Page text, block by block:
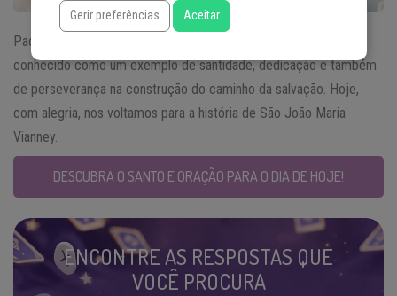
Padroeiro dos sacerdotes, o
conhecido como um exemplo de santidade, dedicação e também
de perseverança na construção do caminho da salvação. Hoje,
com alegria, nos voltamos para a história de São João Maria
Vianney.
DESCUBRA O SANTO E ORAÇÃO PARA O DIA DE HOJE!
ENCONTRE AS RESPOSTAS QUE
VOCÊ PROCURA
Gerir preferências Aceitar